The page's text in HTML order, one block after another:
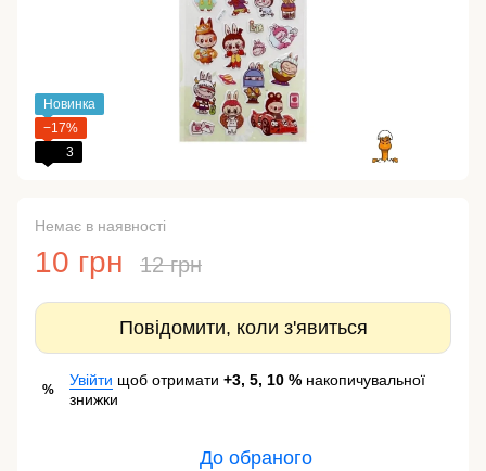
Новинка
−17%
3
Немає в наявності
10 грн 12 грн
Повідомити, коли з'явиться
%
Увійти щоб отримати +3, 5, 10 % накопичувальної
знижки
До обраного